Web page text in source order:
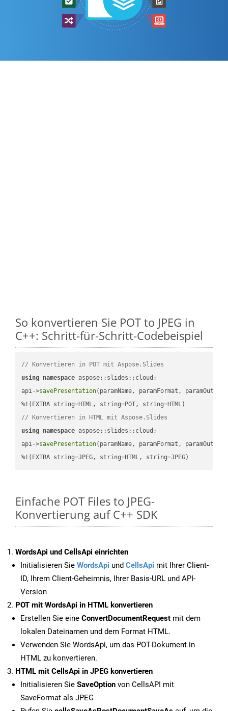
So konvertieren Sie POT to JPEG in
C++: Schritt-für-Schritt-Codebeispiel
// Konvertieren in POT mit Aspose.Slides
using namespace aspose::slides::cloud;
api->savePresentation(paramName, paramFormat,
// Konvertieren in HTML mit Aspose.Slides
using namespace aspose::slides::cloud;
api->savePresentation(paramName, paramFormat,
%!(EXTRA string=JPEG, string=HTML, string=JPEG)
Einfache POT Files to JPEG-
Konvertierung auf C++ SDK
WordsApi und CellsApi einrichten
Initialisieren Sie WordsApi und CellsApi mit Ihrer Client-
ID, Ihrem Client-Geheimnis, Ihrer Basis-URL und API-
Version
POT mit WordsApi in HTML konvertieren
Erstellen Sie eine ConvertDocumentRequest mit dem
lokalen Dateinamen und dem Format HTML.
Verwenden Sie WordsApi, um das POT-Dokument in
HTML zu konvertieren.
HTML mit CellsApi in JPEG konvertieren
Initialisieren Sie SaveOption von CellsAPI mit
SaveFormat als JPEG